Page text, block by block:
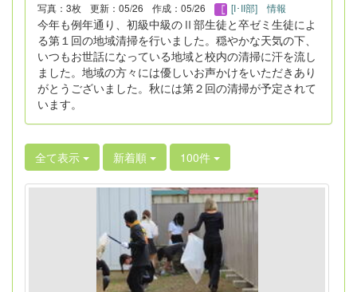
写真：3枚 更新：05/26 作成：05/26 [I･II部] 情報
今年も例年通り、初級中級のⅡ部生徒と卒ゼミ生徒によ
る第１回の地域清掃を行いました。穏やかな天気の下、
いつもお世話になっている地域と校内の清掃に汗を流し
ました。地域の方々には優しいお声かけをいただきあり
がとうございました。秋には第２回の清掃が予定されて
います。
全て表示 新着順 100件